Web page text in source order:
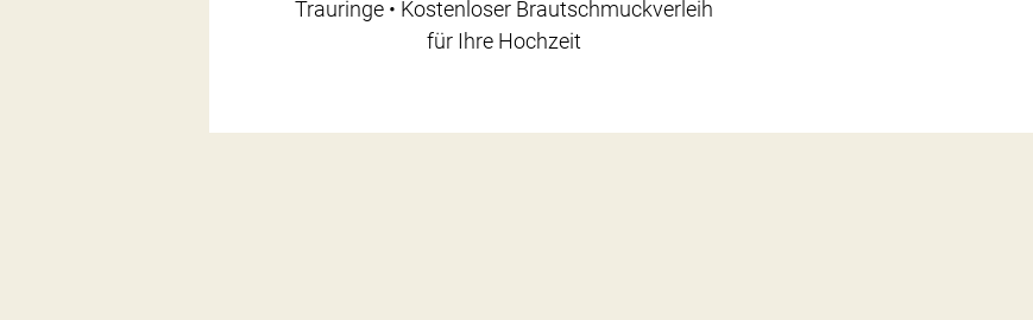
Trauringe • Kostenloser Brautschmuckverleih
für Ihre Hochzeit